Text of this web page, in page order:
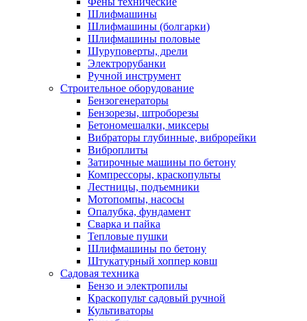
Шлифмашины
Шлифмашины (болгарки)
Шлифмашины половые
Шуруповерты, дрели
Электрорубанки
Ручной инструмент
Строительное оборудование
Бензогенераторы
Бензорезы, штроборезы
Бетономешалки, миксеры
Вибраторы глубинные, виброрейки
Виброплиты
Затирочные машины по бетону
Компрессоры, краскопульты
Лестницы, подъемники
Мотопомпы, насосы
Опалубка, фундамент
Сварка и пайка
Тепловые пушки
Шлифмашины по бетону
Штукатурный хоппер ковш
Садовая техника
Бензо и электропилы
Краскопульт садовый ручной
Культиваторы